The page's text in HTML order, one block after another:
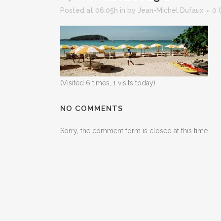
Posted at 06:05h in by Jean-Michel Dufaux 0
(Visited 6 times, 1 visits today)
NO COMMENTS
Sorry, the comment form is closed at this time.